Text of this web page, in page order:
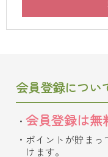
会員登録につい
会員登録は無
ポイントが貯ま
けます。